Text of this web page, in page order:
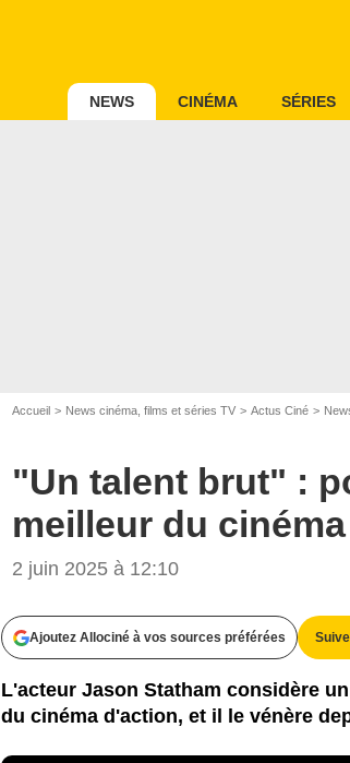
NEWS CINÉMA SÉRIES
Accueil News cinéma, films et séries TV Actus Ciné
"Un talent brut" :
meilleur du
2 juin 2025 à 12:10
Ajoutez Allociné à vos sources préférées
L'acteur Jason Statham considère
du cinéma d'action, et il le vénère